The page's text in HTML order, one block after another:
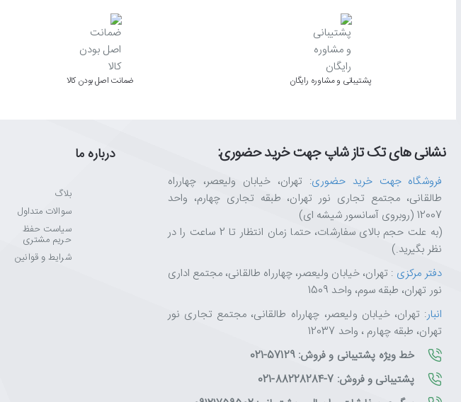
پشتیبانی و مشاوره رایگان ﺿﻤﺎﻧﺖ اﺻﻞ ﺑﻮدن ﮐﺎﻟﺎ
نشانی های تک تاز شاپ جهت خرید حضوری:
فروشگاه جهت خرید حضوری: تهران، خیابان ولیعصر، چهارراه
طالقانی، مجتمع تجاری نور تهران، طبقه تجاری چهارم، واحد
12007 (روبروی آسانسور شیشه ای)
(به علت حجم بالای سفارشات، حتما زمان انتظار تا 2 ساعت را در
نظر بگیرید.)
دفتر مرکزی : تهران، خیابان ولیعصر، چهارراه طالقانی، مجتمع اداری
نور تهران، طبقه سوم، واحد 1509
انبار: تهران، خیابان ولیعصر، چهارراه طالقانی، مجتمع تجاری نور
تهران، طبقه چهارم ، واحد 12037
خط ویژه پشتیبانی و فروش: 57129-021
پشتیبانی و فروش: 7-88228284-021
درباره ما
بلاگ
سوالات متداول
سیاست حفظ
حریم مشتری
شرایط و قوانین